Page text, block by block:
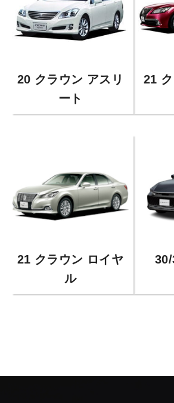
20 クラウン アスリ
ート
21
21 クラウン ロイヤ
ル